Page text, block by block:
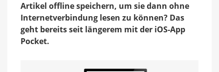
neuer
iMessage-
Integration
Artikel offline speichern, um sie dann ohne
Internetverbindung lesen zu können? Das
geht bereits seit längerem mit der iOS-App
Pocket.